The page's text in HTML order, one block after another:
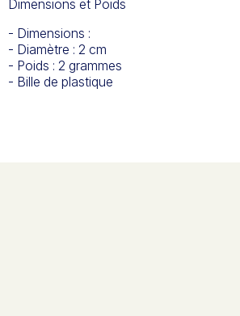
Dimensions et Poids
- Dimensions :
- Diamètre : 2 cm
- Poids : 2 grammes
- Bille de plastique